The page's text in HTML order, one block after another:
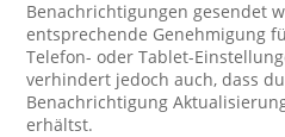
Benachrichtigungen gesendet
entsprechende Genehmigung
Telefon- oder Tablet-
verhindert jedoch auch, dass
Benachrichtigung
erhältst.